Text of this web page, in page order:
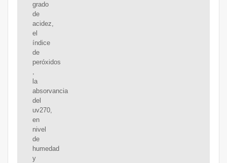
grado
de
acidez,
el
índice
de
peróxidos
,
la
absorvancia
del
uv270,
en
nivel
de
humedad
y